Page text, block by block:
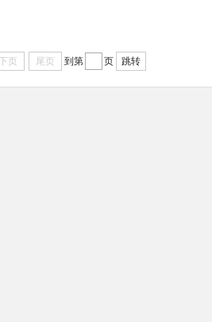
页 尾页 到第 页 跳转